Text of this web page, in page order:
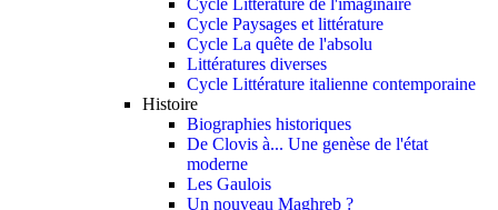
Cycle Littérature de l'imaginaire
Cycle Paysages et littérature
Cycle La quête de l'absolu
Littératures diverses
Cycle Littérature italienne contemporaine
Histoire
Biographies historiques
De Clovis à... Une genèse de l'état
moderne
Les Gaulois
Un nouveau Maghreb ?